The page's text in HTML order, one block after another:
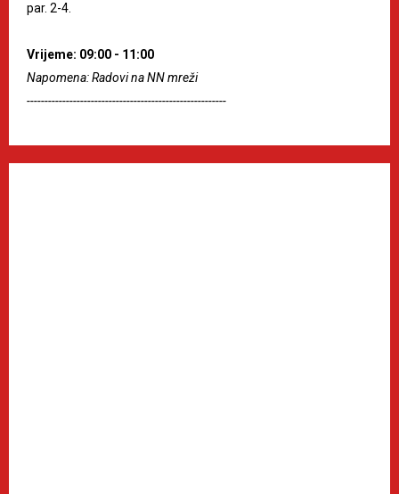
par. 2-4.
Vrijeme: 09:00 - 11:00
Napomena: Radovi na NN mreži
--------------------------------------------------------